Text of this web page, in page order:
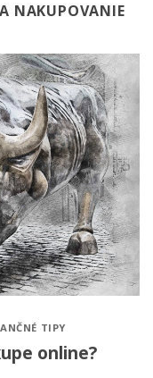
NAKUPOVANIE
TIPY
online?